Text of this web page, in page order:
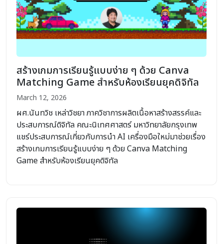
สร้างเกมการเรียนรู้แบบง่าย ๆ ด้วย Canva
Matching Game สำหรับห้องเรียนยุคดิจิทัล
March 12, 2026
ผศ.นันทวิช เหล่าวิชยา ภาควิชาการผลิตเนื้อหาสร้างสรรค์และ
ประสบการณ์ดิจิทัล คณะนิเทศศาสตร์ มหาวิทยาลัยกรุงเทพ
แชร์ประสบการณ์เกี่ยวกับการนำ AI เครื่องมือใหม่มาช่วยเรื่อง
สร้างเกมการเรียนรู้แบบง่าย ๆ ด้วย Canva Matching
Game สำหรับห้องเรียนยุคดิจิทัล